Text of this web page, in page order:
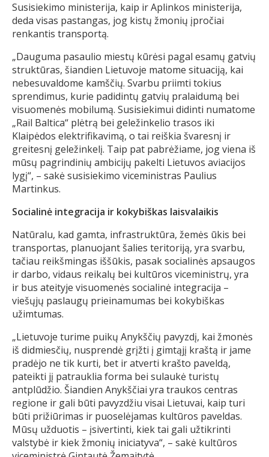
Susisiekimo ministerija, kaip ir Aplinkos ministerija,
deda visas pastangas, jog kistų žmonių įpročiai
renkantis transportą.
„Dauguma pasaulio miestų kūrėsi pagal esamų gatvių
struktūras, šiandien Lietuvoje matome situaciją, kai
nebesuvaldome kamščių. Svarbu priimti tokius
sprendimus, kurie padidintų gatvių pralaidumą bei
visuomenės mobilumą. Susisiekimui didinti numatome
„Rail Baltica“ plėtrą bei geležinkelio trasos iki
Klaipėdos elektrifikavimą, o tai reiškia švaresnį ir
greitesnį geležinkelį. Taip pat pabrėžiame, jog viena iš
mūsų pagrindinių ambicijų pakelti Lietuvos aviacijos
lygį“, – sakė susisiekimo viceministras Paulius
Martinkus.
Socialinė integracija ir kokybiškas laisvalaikis
Natūralu, kad gamta, infrastruktūra, žemės ūkis bei
transportas, planuojant šalies teritoriją, yra svarbu,
tačiau reikšmingas iššūkis, pasak socialinės apsaugos
ir darbo, vidaus reikalų bei kultūros viceministrų, yra
ir bus ateityje visuomenės socialinė integracija –
viešųjų paslaugų prieinamumas bei kokybiškas
užimtumas.
„Lietuvoje turime puikų Anykščių pavyzdį, kai žmonės
iš didmiesčių, nusprendė grįžti į gimtąjį kraštą ir jame
pradėjo ne tik kurti, bet ir atverti krašto paveldą,
pateikti jį patrauklia forma bei sulaukė turistų
antplūdžio. Šiandien Anykščiai yra traukos centras
regione ir gali būti pavyzdžiu visai Lietuvai, kaip turi
būti prižiūrimas ir puoselėjamas kultūros paveldas.
Mūsų užduotis – įsivertinti, kiek tai gali užtikrinti
valstybė ir kiek žmonių iniciatyva“, – sakė kultūros